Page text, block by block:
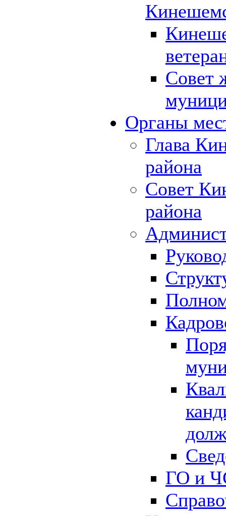
Совет
Органы
Глава
района
Совет
района
ГО и